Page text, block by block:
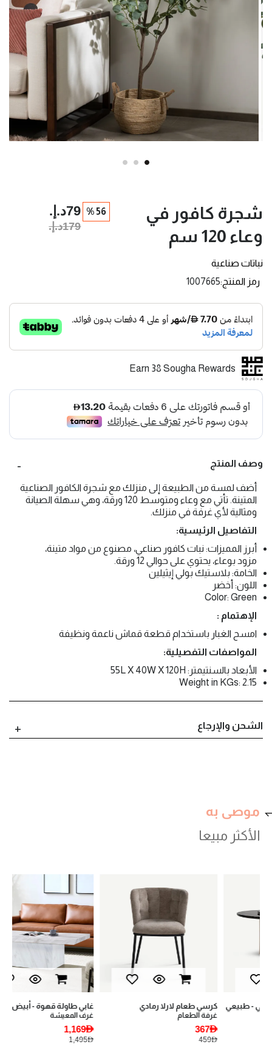
شجرة كافور في
وعاء 120 سم
نباتات صناعية
رمز المنتج 1007665
56 % 79د.إ.‏
179د.إ.‏
Earn 38 Sougha Rewards
وصف المنتج
أضف لمسة من الطبيعة إلى منزلك مع شجرة الكافور الصناعية
المتينة. تأتي مع وعاء ومتوسط 120 ورقة، وهي سهلة الصيانة
ومثالية لأي غرفة في منزلك.
التفاصيل الرئيسية:
أبرز المميزات: نبات كافور صناعي، مصنوع من مواد متينة،
مزود بوعاء، يحتوي على حوالي 12 ورقة.
الخامة: بلاستيك بولي إيثيلين
اللون: أخضر
Color: Green
الإهتمام :
امسح الغبار باستخدام قطعة قماش ناعمة ونظيفة
المواصفات التفصيلية:
الأبعاد بالسنتيمتر: 55L X 40W X 120H
Weight in KGs: 2.15
الشحن والإرجاع
موصى به
كرسي طعام لارلا رمادي
غرفة الطعام
غابي طاولة قهوة - أبيض
غرف المعيشة
الأكثر مبيعا